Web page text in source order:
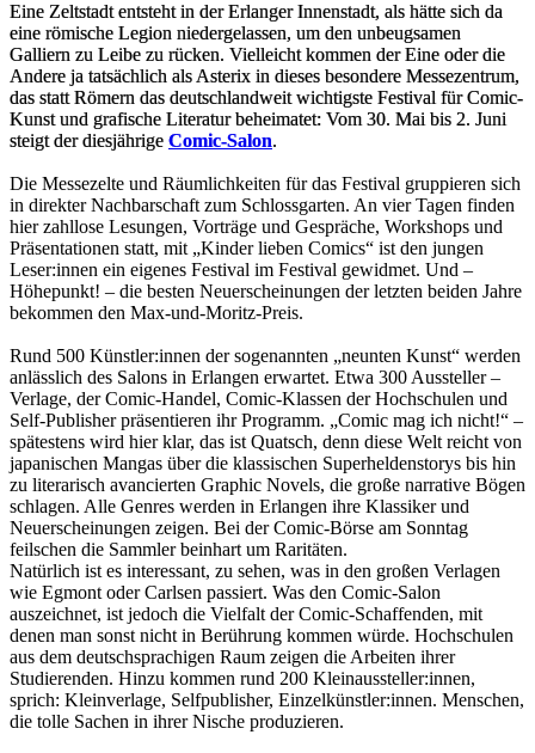
Eine Zeltstadt entsteht in der Erlanger Innenstadt, als hätte sich da
eine römische Legion niedergelassen, um den unbeugsamen
Galliern zu Leibe zu rücken. Vielleicht kommen der Eine oder die
Andere ja tatsächlich als Asterix in dieses besondere Messezentrum,
das statt Römern das deutschlandweit wichtigste Festival für Comic-
Kunst und grafische Literatur beheimatet: Vom 30. Mai bis 2. Juni
steigt der diesjährige Comic-Salon.
Die Messezelte und Räumlichkeiten für das Festival gruppieren sich
in direkter Nachbarschaft zum Schlossgarten. An vier Tagen finden
hier zahllose Lesungen, Vorträge und Gespräche, Workshops und
Präsentationen statt, mit „Kinder lieben Comics“ ist den jungen
Leser:innen ein eigenes Festival im Festival gewidmet. Und –
Höhepunkt! – die besten Neuerscheinungen der letzten beiden Jahre
bekommen den Max-und-Moritz-Preis.
Rund 500 Künstler:innen der sogenannten „neunten Kunst“ werden
anlässlich des Salons in Erlangen erwartet. Etwa 300 Aussteller –
Verlage, der Comic-Handel, Comic-Klassen der Hochschulen und
Self-Publisher präsentieren ihr Programm. „Comic mag ich nicht!“ –
spätestens wird hier klar, das ist Quatsch, denn diese Welt reicht von
japanischen Mangas über die klassischen Superheldenstorys bis hin
zu literarisch avancierten Graphic Novels, die große narrative Bögen
schlagen. Alle Genres werden in Erlangen ihre Klassiker und
Neuerscheinungen zeigen. Bei der Comic-Börse am Sonntag
feilschen die Sammler beinhart um Raritäten.
Natürlich ist es interessant, zu sehen, was in den großen Verlagen
wie Egmont oder Carlsen passiert. Was den Comic-Salon
auszeichnet, ist jedoch die Vielfalt der Comic-Schaffenden, mit
denen man sonst nicht in Berührung kommen würde. Hochschulen
aus dem deutschsprachigen Raum zeigen die Arbeiten ihrer
Studierenden. Hinzu kommen rund 200 Kleinaussteller:innen,
sprich: Kleinverlage, Selfpublisher, Einzelkünstler:innen. Menschen,
die tolle Sachen in ihrer Nische produzieren.